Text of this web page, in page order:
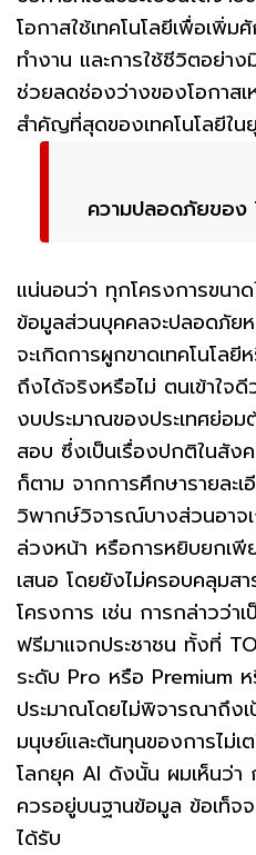
โอกาสใช้เทคโนโลยีเพื่อเพิ่
ทำงาน และการใช้ชีวิตอย่า
ช่วยลดช่องว่างของโอกาส
สำคัญที่สุดของเทคโนโลยีใน
ความปลอดภัยของ
แน่นอนว่า ทุกโครงการขนา
ข้อมูลส่วนบุคคลจะปลอดภัยห
จะเกิดการผูกขาดเทคโนโลยี
ถึงได้จริงหรือไม่ ตนเข้าใจ
งบประมาณของประเทศย่อ
สอบ ซึ่งเป็นเรื่องปกติในสัง
ก็ตาม จากการศึกษารายละ
วิพากษ์วิจารณ์บางส่วนอาจ
ล่วงหน้า หรือการหยิบยกเ
เสนอ โดยยังไม่ครอบคลุมส
โครงการ เช่น การกล่าวว่า
ฟรีมาแจกประชาชน ทั้งที่
ระดับ Pro หรือ Premium
ประมาณโดยไม่พิจารณาถึง
มนุษย์และต้นทุนของการไม่
โลกยุค AI ดังนั้น ผมเห็นว่า
ควรอยู่บนฐานข้อมูล ข้อเท็จ
ได้รับ